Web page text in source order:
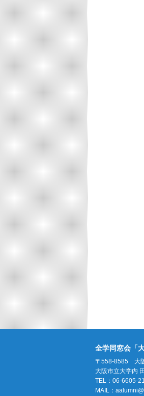
全学同窓会「
〒558-8585 大
大阪市立大学内
TEL：06-6605-
MAIL：